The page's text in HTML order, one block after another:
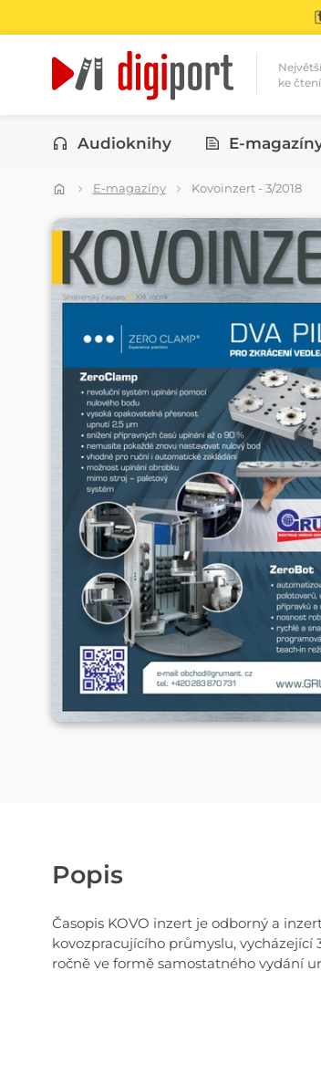
ke
Kategorie
Audioknihy E-
E-magazíny Kovoinzert - 3/2018
Popis
Časopis KOVO inzert je odborný a
kovozpracujícího průmyslu, vycházející
ročně ve formě samostatného vydání